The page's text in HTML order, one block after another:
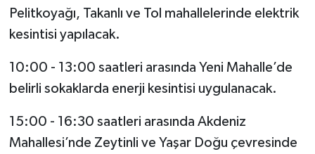
Pelitkoyağı, Takanlı ve Tol mahallelerinde elektrik
kesintisi yapılacak.
10:00 - 13:00 saatleri arasında Yeni Mahalle’de
belirli sokaklarda enerji kesintisi uygulanacak.
15:00 - 16:30 saatleri arasında Akdeniz
Mahallesi’nde Zeytinli ve Yaşar Doğu çevresinde